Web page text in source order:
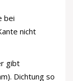
bei
nicht
gibt
Dichtung so